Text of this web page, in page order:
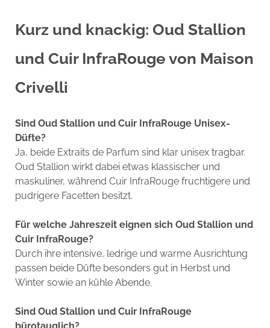
Kurz und knackig: Oud Stallion
und Cuir InfraRouge von Maison
Crivelli
Sind Oud Stallion und Cuir InfraRouge Unisex-
Düfte?
Ja, beide Extraits de Parfum sind klar unisex tragbar.
Oud Stallion wirkt dabei etwas klassischer und
maskuliner, während Cuir InfraRouge fruchtigere und
pudrigere Facetten besitzt.
Für welche Jahreszeit eignen sich Oud Stallion und
Cuir InfraRouge?
Durch ihre intensive, ledrige und warme Ausrichtung
passen beide Düfte besonders gut in Herbst und
Winter sowie an kühle Abende.
Sind Oud Stallion und Cuir InfraRouge